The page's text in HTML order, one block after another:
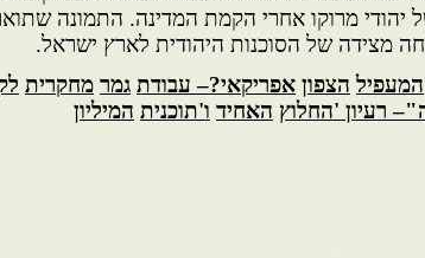
יהודי מרוקו אחרי הקמת המדינה. התמונה
מצידה של הסוכנות היהודית לארץ ישראל.
המעפיל הצפון אפריקאי?– עבודת גמר מחקרית
"– רעיון 'החלוץ האחיד ו'תוכנית המיליון